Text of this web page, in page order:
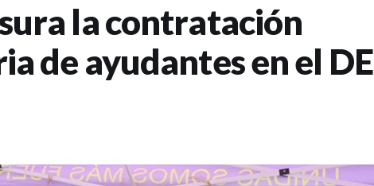
la contratación
de ayudantes en el DE